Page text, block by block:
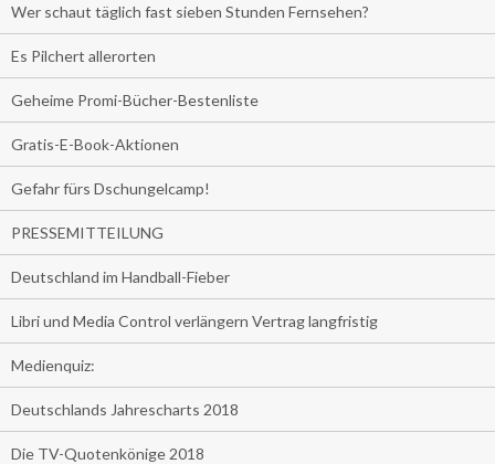
Wer schaut täglich fast sieben Stunden Fernsehen?
Es Pilchert allerorten
Geheime Promi-Bücher-Bestenliste
Gratis-E-Book-Aktionen
Gefahr fürs Dschungelcamp!
PRESSEMITTEILUNG
Deutschland im Handball-Fieber
Libri und Media Control verlängern Vertrag langfristig
Medienquiz:
Deutschlands Jahrescharts 2018
Die TV-Quotenkönige 2018